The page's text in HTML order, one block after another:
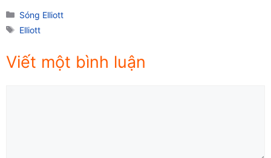
Danh
mục
Sóng Elliott
Thẻ
Elliott
Viết một bình luận